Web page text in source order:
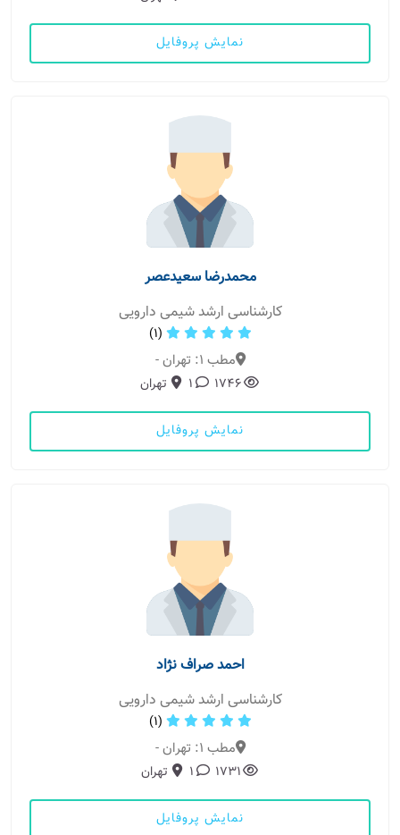
نمایش پروفایل
محمدرضا سعیدعصر
کارشناسی ارشد شیمی دارویی
(1)
مطب 1: تهران -
1746
1 تهران
نمایش پروفایل
احمد صراف نژاد
کارشناسی ارشد شیمی دارویی
(1)
مطب 1: تهران -
1731
1 تهران
نمایش پروفایل